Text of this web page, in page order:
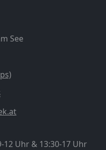
See
Uhr & 13:30-17 Uhr